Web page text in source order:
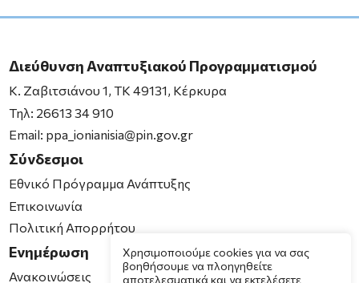
Διεύθυνση Αναπτυξιακού Προγραμματισμού
K. Ζαβιτσιάνου 1, ΤΚ 49131, Κέρκυρα
Τηλ: 26613 34 910
Email: ppa_ionianisia@pin.gov.gr
Σύνδεσμοι
Εθνικό Πρόγραμμα Ανάπτυξης
Επικοινωνία
Πολιτική Απορρήτου
Ενημέρωση
Ανακοινώσεις
Χρησιμοποιούμε cookies για να σας
βοηθήσουμε να πλοηγηθείτε
αποτελεσματικά και να εκτελέσετε